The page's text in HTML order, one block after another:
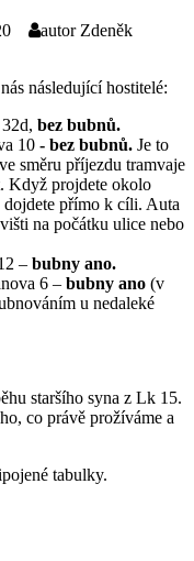
autorZdeněk
následující hostitelé:
bez bubnů.
10 - bez bubnů. Je to
směru příjezdu tramvaje
Když projdete okolo
dojdete přímo k cíli. Auta
na počátku ulice nebo
– bubny ano.
6 – bubny ano (v
u nedaleké
staršího syna z Lk 15.
co právě prožíváme a
tabulky.